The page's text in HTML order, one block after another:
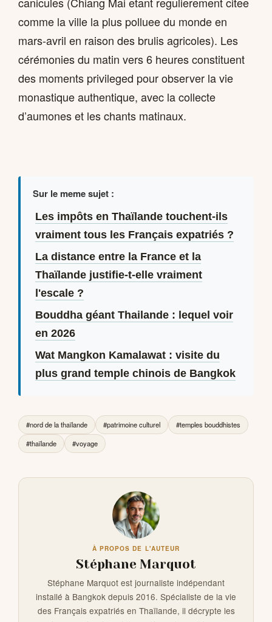
comme la ville la plus polluee du monde en
mars-avril en raison des brulis agricoles). Les
cérémonies du matin vers 6 heures constituent
des moments privileged pour observer la vie
monastique authentique, avec la collecte
d’aumones et les chants matinaux.
Sur le meme sujet :
Les impôts en Thaïlande touchent-ils
vraiment tous les Français expatriés ?
La distance entre la France et la
Thaïlande justifie-t-elle vraiment
l'escale ?
Bouddha géant Thailande : lequel voir
en 2026
Wat Mangkon Kamalawat : visite du
plus grand temple chinois de Bangkok
#nord de la thaïlande #patrimoine culturel
#temples bouddhistes
#thaïlande
#voyage
À PROPOS DE L'AUTEUR
Stéphane Marquot
Stéphane Marquot est journaliste indépendant
installé à Bangkok depuis 2016. Spécialiste de la vie
des Français expatriés en Thaïlande, il décrypte les